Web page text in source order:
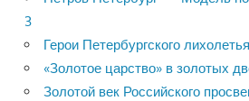
3
Герои Петербургского лихолетья
«Золотое царство» в золотых
Золотой век Российского